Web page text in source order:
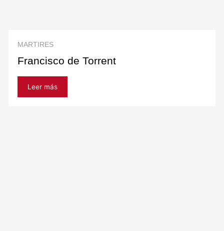
MARTIRES
Francisco de Torrent
Leer más